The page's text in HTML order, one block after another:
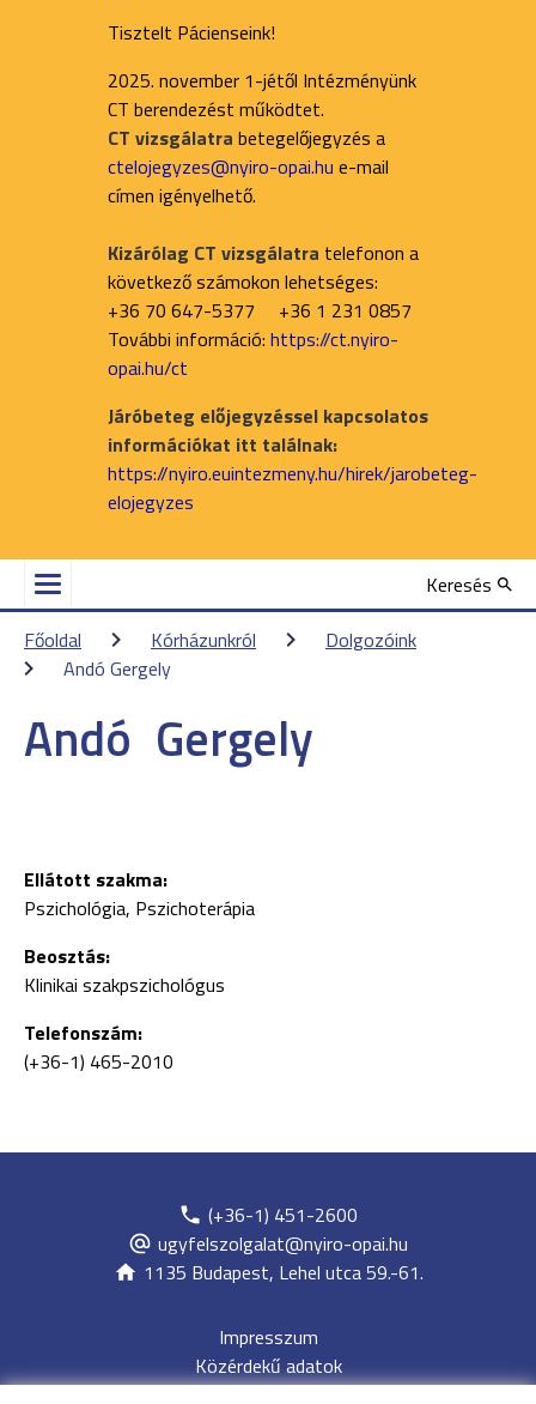
Tisztelt Pácienseink!
2025. november 1-jétől Intézményünk
CT berendezést működtet.
CT vizsgálatra betegelőjegyzés a
ctelojegyzes@nyiro-opai.hu e-mail
címen igényelhető.
Kizárólag CT vizsgálatra telefonon a
következő számokon lehetséges:
+36 70 647-5377 +36 1 231 0857
További információ: https://ct.nyiro-
opai.hu/ct
Járóbeteg előjegyzéssel kapcsolatos
információkat itt találnak:
https://nyiro.euintezmeny.hu/hirek/jarobeteg-
elojegyzes
Keresés
Főoldal
Kórházunkról
Dolgozóink
Andó Gergely
Andó Gergely
Ellátott szakma:
Pszichológia, Pszichoterápia
Beosztás:
Klinikai szakpszichológus
Telefonszám:
(+36-1) 465-2010
(+36-1) 451-2600
ugyfelszolgalat@nyiro-opai.hu
1135 Budapest, Lehel utca 59.-61.
Impresszum
Közérdekű adatok
Adatvédelem